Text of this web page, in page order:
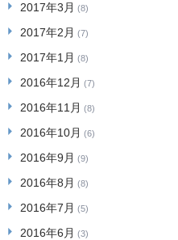
2017年3月 (8)
2017年2月 (7)
2017年1月 (8)
2016年12月 (7)
2016年11月 (8)
2016年10月 (6)
2016年9月 (9)
2016年8月 (8)
2016年7月 (5)
2016年6月 (3)